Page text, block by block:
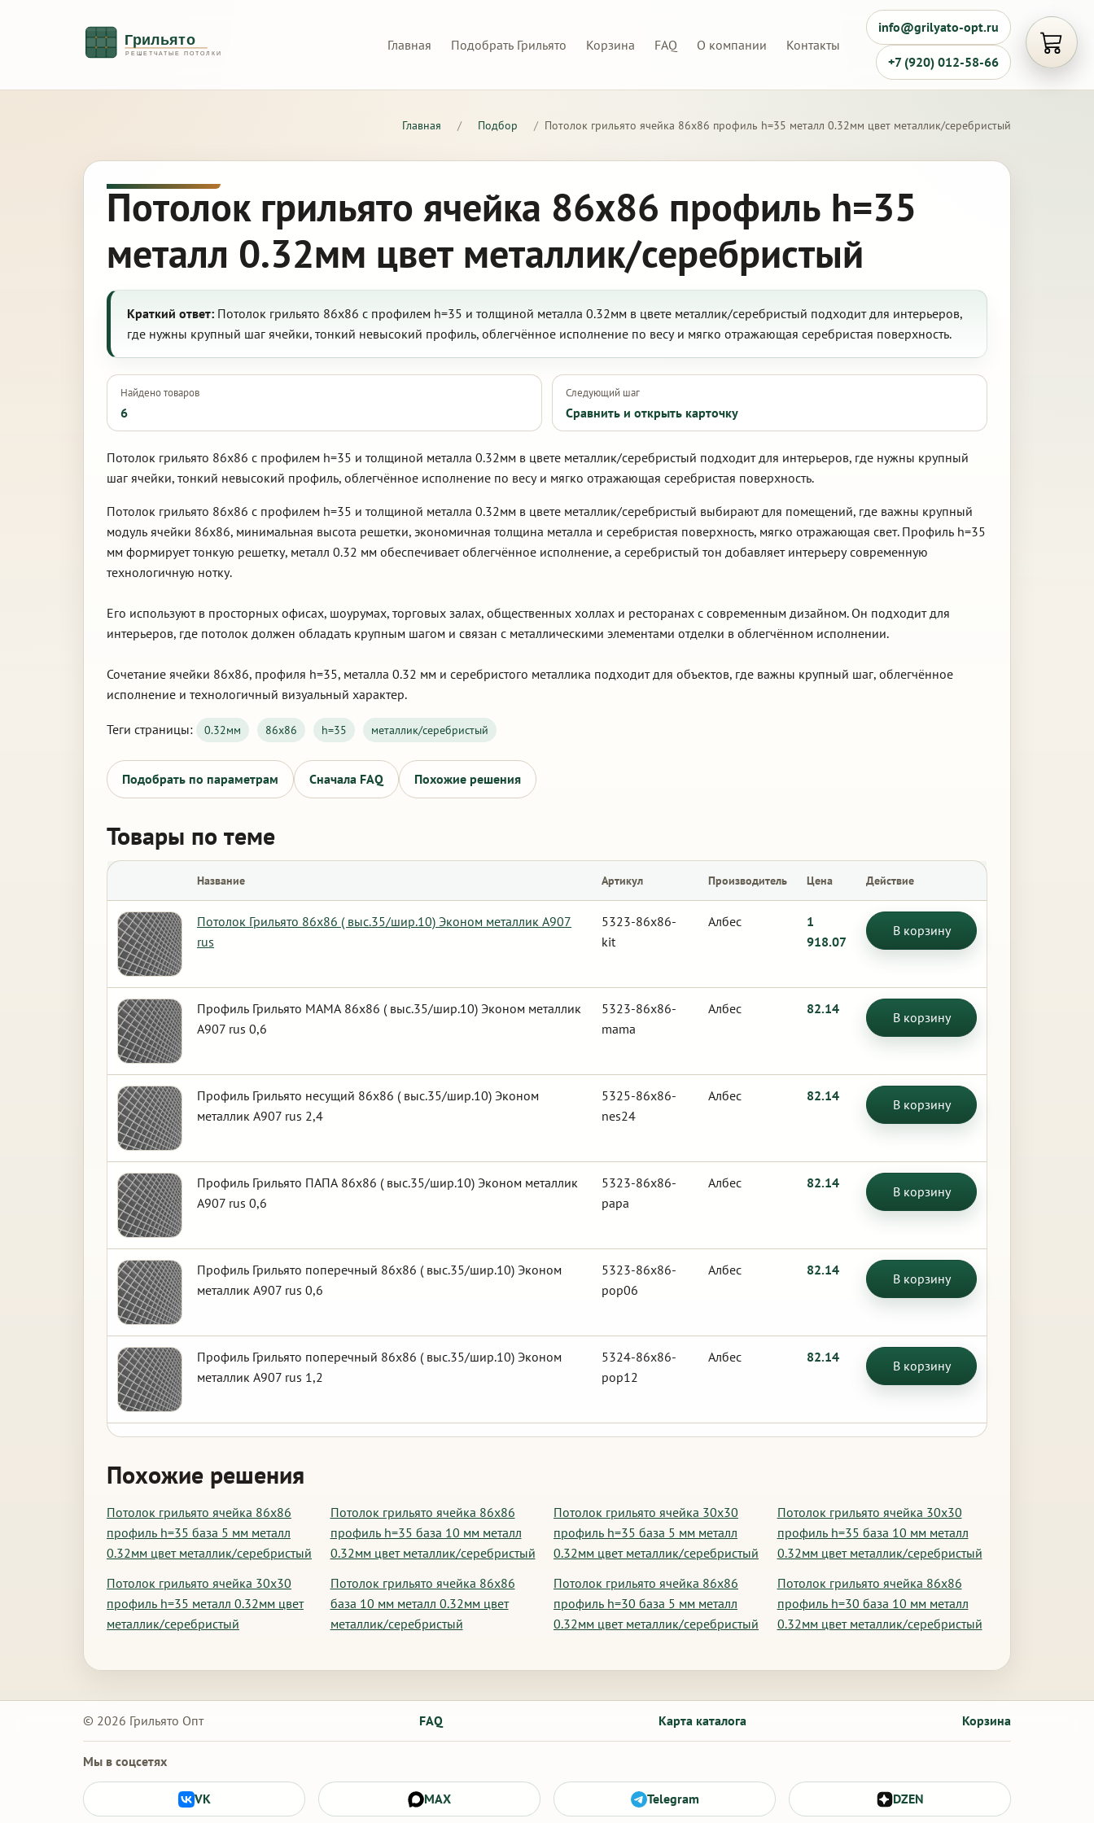
Главная Подобрать Грильято Корзина FAQ О компании Контакты
info@grilyato-opt.ru
+7 (920) 012-58-66
Главная / Подбор / Потолок грильято ячейка 86х86 профиль h=35 металл 0.32мм цвет металлик/серебристый
Потолок грильято ячейка 86х86 профиль h=35
металл 0.32мм цвет металлик/серебристый
Краткий ответ: Потолок грильято 86х86 с профилем h=35 и толщиной металла 0.32мм в цвете металлик/серебристый подходит для интерьеров,
где нужны крупный шаг ячейки, тонкий невысокий профиль, облегчённое исполнение по весу и мягко отражающая серебристая поверхность.
Найдено товаров
6
Следующий шаг
Сравнить и открыть карточку
Потолок грильято 86х86 с профилем h=35 и толщиной металла 0.32мм в цвете металлик/серебристый подходит для интерьеров, где нужны крупный
шаг ячейки, тонкий невысокий профиль, облегчённое исполнение по весу и мягко отражающая серебристая поверхность.
Потолок грильято 86х86 с профилем h=35 и толщиной металла 0.32мм в цвете металлик/серебристый выбирают для помещений, где важны крупный
модуль ячейки 86х86, минимальная высота решетки, экономичная толщина металла и серебристая поверхность, мягко отражающая свет. Профиль h=35
мм формирует тонкую решетку, металл 0.32 мм обеспечивает облегчённое исполнение, а серебристый тон добавляет интерьеру современную
технологичную нотку.
Его используют в просторных офисах, шоурумах, торговых залах, общественных холлах и ресторанах с современным дизайном. Он подходит для
интерьеров, где потолок должен обладать крупным шагом и связан с металлическими элементами отделки в облегчённом исполнении.
Сочетание ячейки 86х86, профиля h=35, металла 0.32 мм и серебристого металлика подходит для объектов, где важны крупный шаг, облегчённое
исполнение и технологичный визуальный характер.
Теги страницы: 0.32мм 86х86 h=35 металлик/серебристый
Подобрать по параметрам Сначала FAQ Похожие решения
Товары по теме
Название Артикул Производитель Цена Действие
Потолок Грильято 86х86 ( выс.35/шир.10) Эконом металлик А907
rus
5323-86x86-
kit
Албес
1
918.07
В корзину
Профиль Грильято МАМА 86х86 ( выс.35/шир.10) Эконом металлик
А907 rus 0,6
5323-86x86-
mama
Албес 82.14
В корзину
Профиль Грильято несущий 86х86 ( выс.35/шир.10) Эконом
металлик А907 rus 2,4
5325-86x86-
nes24
Албес 82.14
В корзину
Профиль Грильято ПАПА 86х86 ( выс.35/шир.10) Эконом металлик
А907 rus 0,6
5323-86x86-
papa
Албес 82.14
В корзину
Профиль Грильято поперечный 86х86 ( выс.35/шир.10) Эконом
металлик А907 rus 0,6
5323-86x86-
pop06
Албес 82.14
В корзину
Профиль Грильято поперечный 86х86 ( выс.35/шир.10) Эконом
металлик А907 rus 1,2
5324-86x86-
pop12
Албес 82.14
В корзину
Похожие решения
Потолок грильято ячейка 86х86
профиль h=35 база 5 мм металл
0.32мм цвет металлик/серебристый
Потолок грильято ячейка 86х86
профиль h=35 база 10 мм металл
0.32мм цвет металлик/серебристый
Потолок грильято ячейка 30х30
профиль h=35 база 5 мм металл
0.32мм цвет металлик/серебристый
Потолок грильято ячейка 30х30
профиль h=35 база 10 мм металл
0.32мм цвет металлик/серебристый
Потолок грильято ячейка 30х30
профиль h=35 металл 0.32мм цвет
металлик/серебристый
Потолок грильято ячейка 86х86
база 10 мм металл 0.32мм цвет
металлик/серебристый
Потолок грильято ячейка 86х86
профиль h=30 база 5 мм металл
0.32мм цвет металлик/серебристый
Потолок грильято ячейка 86х86
профиль h=30 база 10 мм металл
0.32мм цвет металлик/серебристый
© 2026 Грильято Опт FAQ Карта каталога Корзина
Мы в соцсетях
VK MAX Telegram DZEN
Открыть